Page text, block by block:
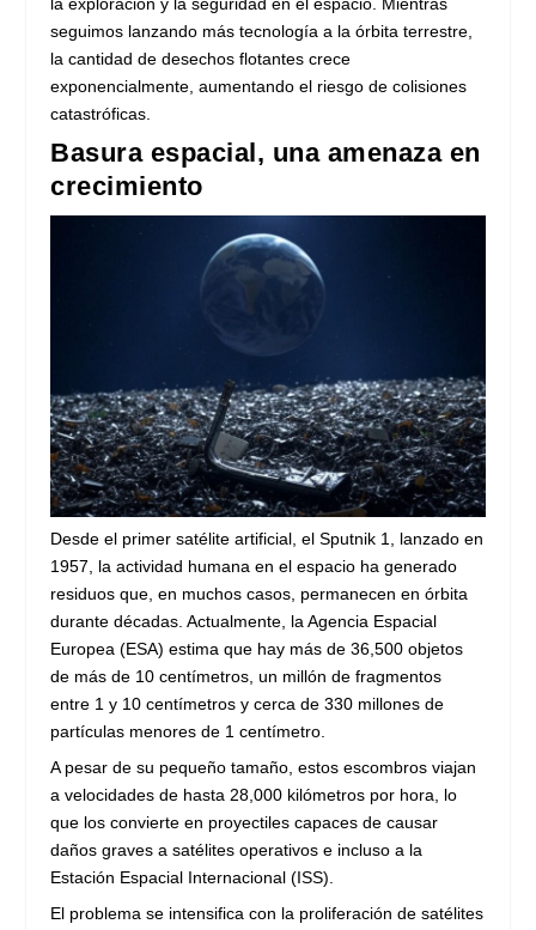
seguimos lanzando más tecnología a la órbita terrestre,
la cantidad de desechos flotantes crece
exponencialmente, aumentando el riesgo de colisiones
catastróficas.
Basura espacial, una amenaza en
crecimiento
Desde el primer satélite artificial, el Sputnik 1, lanzado en
1957, la actividad humana en el espacio ha generado
residuos que, en muchos casos, permanecen en órbita
durante décadas. Actualmente, la Agencia Espacial
Europea (ESA) estima que hay más de 36,500 objetos
de más de 10 centímetros, un millón de fragmentos
entre 1 y 10 centímetros y cerca de 330 millones de
partículas menores de 1 centímetro.
A pesar de su pequeño tamaño, estos escombros viajan
a velocidades de hasta 28,000 kilómetros por hora, lo
que los convierte en proyectiles capaces de causar
daños graves a satélites operativos e incluso a la
Estación Espacial Internacional (ISS).
El problema se intensifica con la proliferación de satélites